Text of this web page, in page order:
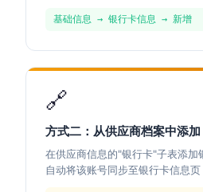
基础信息 → 银行卡信息 → 新增
🔗
方式二：从供应商档案中添加
在供应商信息的"银行卡"子表添加
自动将该账号同步至银行卡信息页